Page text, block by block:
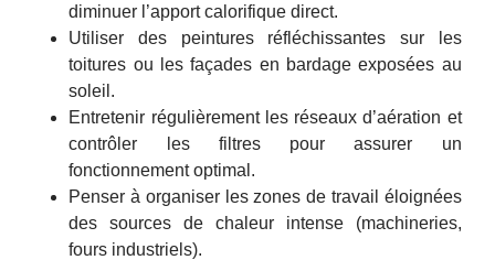
diminuer l’apport calorifique direct.
Utiliser des peintures réfléchissantes sur les
toitures ou les façades en bardage exposées au
soleil.
Entretenir régulièrement les réseaux d’aération et
contrôler les filtres pour assurer un
fonctionnement optimal.
Penser à organiser les zones de travail éloignées
des sources de chaleur intense (machineries,
fours industriels).